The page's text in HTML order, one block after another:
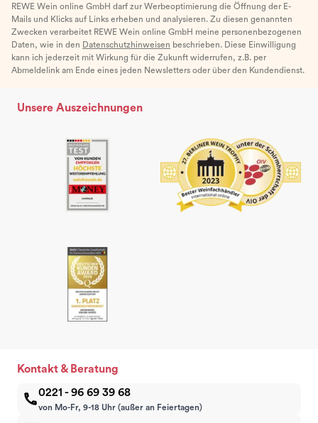
REWE Wein online GmbH darf zur Werbeoptimierung die Öffnung der E-
Mails und Klicks auf Links erheben und analysieren. Zu diesen genannten
Zwecken verarbeitet REWE Wein online GmbH meine personenbezogenen
Daten, wie in den Datenschutzhinweisen beschrieben. Diese Einwilligung
kann ich jederzeit mit Wirkung für die Zukunft widerrufen, z.B. per
Abmeldelink am Ende eines jeden Newsletters oder über den Kundendienst.
Unsere Auszeichnungen
Kontakt & Beratung
0221 - 96 69 39 68
von Mo-Fr, 9-18 Uhr (außer an Feiertagen)